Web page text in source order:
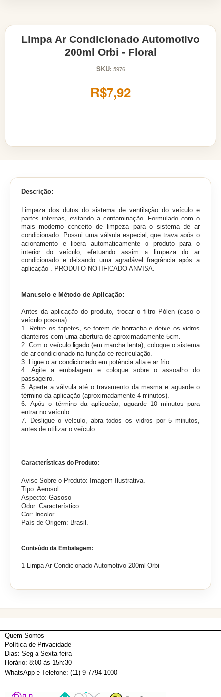
Limpa Ar Condicionado Automotivo
200ml Orbi - Floral
SKU: 5976
R$7,92
Descrição:
Limpeza dos dutos do sistema de ventilação do veículo e
partes internas, evitando a contaminação. Formulado com o
mais moderno conceito de limpeza para o sistema de ar
condicionado. Possui uma válvula especial, que trava após o
acionamento e libera automaticamente o produto para o
interior do veículo, efetuando assim a limpeza do ar
condicionado e deixando uma agradável fragrância após a
aplicação . PRODUTO NOTIFICADO ANVISA.
Manuseio e Método de Aplicação:
Antes da aplicação do produto, trocar o filtro Pólen (caso o
veículo possua)
1. Retire os tapetes, se forem de borracha e deixe os vidros
dianteiros com uma abertura de aproximadamente 5cm.
2. Com o veículo ligado (em marcha lenta), coloque o sistema
de ar condicionado na função de recirculação.
3. Ligue o ar condicionado em potência alta e ar frio.
4. Agite a embalagem e coloque sobre o assoalho do
passageiro.
5. Aperte a válvula até o travamento da mesma e aguarde o
término da aplicação (aproximadamente 4 minutos).
6. Após o término da aplicação, aguarde 10 minutos para
entrar no veículo.
7. Desligue o veículo, abra todos os vidros por 5 minutos,
antes de utilizar o veículo.
Características do Produto:
Aviso Sobre o Produto: Imagem Ilustrativa.
Tipo: Aerosol.
Aspecto: Gasoso
Odor: Característico
Cor: Incolor
País de Origem: Brasil.
Conteúdo da Embalagem:
1 Limpa Ar Condicionado Automotivo 200ml Orbi
Quem Somos
Política de Privacidade
Dias: Seg a Sexta-feira
Horário: 8:00 às 15h:30
WhatsApp e Telefone: (11) 9 7794-1000